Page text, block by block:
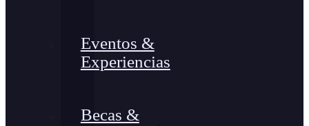
Eventos &
Experiencias
Becas &